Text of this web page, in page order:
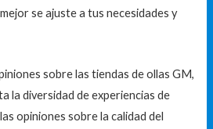
se ajuste a tus necesidades y
sobre las tiendas de ollas GM,
la diversidad de experiencias de
opiniones sobre la calidad del